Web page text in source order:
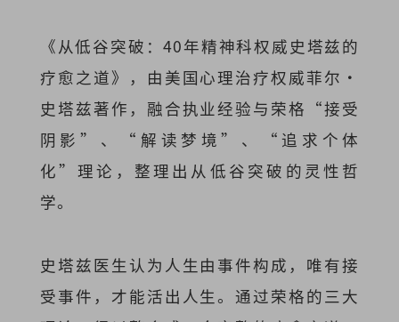
《从低谷突破：40年精神科权威史塔兹的
疗愈之道》，由美国心理治疗权威菲尔·
史塔兹著作，融合执业经验与荣格“接受
阴影”、“解读梦境”、“追求个体
化”理论，整理出从低谷突破的灵性哲
学。
史塔兹医生认为人生由事件构成，唯有接
受事件，才能活出人生。通过荣格的三大